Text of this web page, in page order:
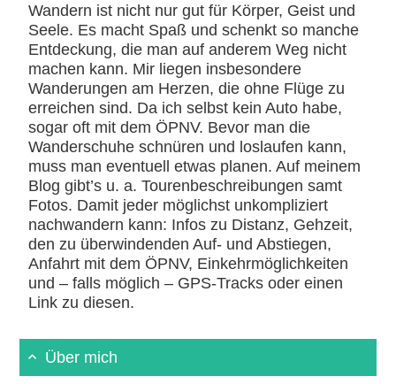
Wandern ist nicht nur gut für Körper, Geist und
Seele. Es macht Spaß und schenkt so manche
Entdeckung, die man auf anderem Weg nicht
machen kann. Mir liegen insbesondere
Wanderungen am Herzen, die ohne Flüge zu
erreichen sind. Da ich selbst kein Auto habe,
sogar oft mit dem ÖPNV. Bevor man die
Wanderschuhe schnüren und loslaufen kann,
muss man eventuell etwas planen. Auf meinem
Blog gibt’s u. a. Tourenbeschreibungen samt
Fotos. Damit jeder möglichst unkompliziert
nachwandern kann: Infos zu Distanz, Gehzeit,
den zu überwindenden Auf- und Abstiegen,
Anfahrt mit dem ÖPNV, Einkehrmöglichkeiten
und – falls möglich – GPS-Tracks oder einen
Link zu diesen.
Über mich